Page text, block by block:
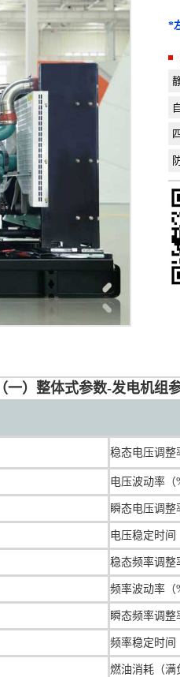
*
（一）整体式参数-发电机组
稳态电压调整
电压波动率（
瞬态电压调整
电压稳定时间
稳态频率调整
频率波动率（
瞬态频率调整
频率稳定时间
燃油消耗（满